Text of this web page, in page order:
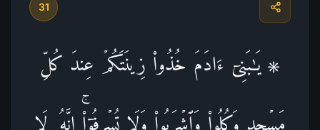
31
۞ یَـٰبَنِیۤ ءَادَمَ خُذُوا۟ زِینَتَكُمۡ عِندَ كُلِّ
مَسۡجِدࣲ وَكُلُوا۟ وَٱشۡرَبُوا۟ وَلَا تُسۡرِفُوۤا۟ۚ إِنَّهُۥ لَا